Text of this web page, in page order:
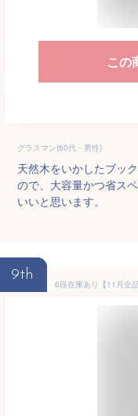
この
グラスマン(60代・男性)
天然木をいかしたブッ
ので、大容量かつ省ス
いいと思います。
9th